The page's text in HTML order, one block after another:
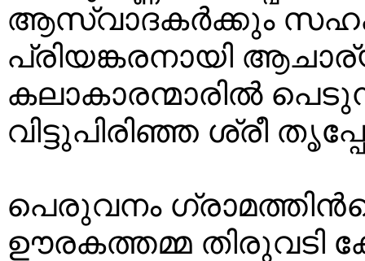
ആസ്വാദകര്‍ക്കും
പ്രിയങ്കരനായി
കലാകാരന്മാരില്‍
വിട്ടുപിരിഞ്ഞ ശ്രീ
പെരുവനം
ഊരകത്തമ്മ തിരുവടി